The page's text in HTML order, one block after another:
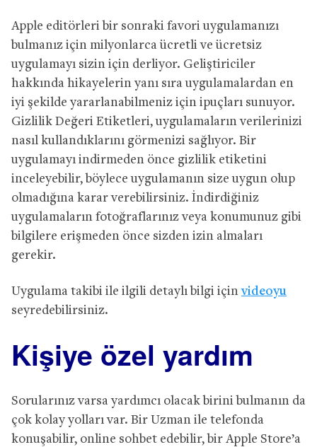
Apple editörleri bir sonraki favori uygulamanızı
bulmanız için milyonlarca ücretli ve ücretsiz
uygulamayı sizin için derliyor. Geliştiriciler
hakkında hikayelerin yanı sıra uygulamalardan en
iyi şekilde yararlanabilmeniz için ipuçları sunuyor.
Gizlilik Değeri Etiketleri, uygulamaların verilerinizi
nasıl kullandıklarını görmenizi sağlıyor. Bir
uygulamayı indirmeden önce gizlilik etiketini
inceleyebilir, böylece uygulamanın size uygun olup
olmadığına karar verebilirsiniz. İndirdiğiniz
uygulamaların fotoğraflarınız veya konumunuz gibi
bilgilere erişmeden önce sizden izin almaları
gerekir.
Uygulama takibi ile ilgili detaylı bilgi içinvideoyu
seyredebilirsiniz.
Kişiye özel yardım
Sorularınız varsa yardımcı olacak birini bulmanın da
çok kolay yolları var. Bir Uzman ile telefonda
konuşabilir, online sohbet edebilir, bir Apple Store’a